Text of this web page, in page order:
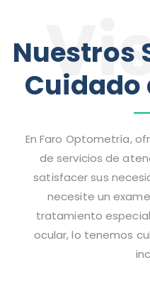
Nuestros
Cuidado
En Faro Optometría,
de servicios de
satisfacer sus
necesite un
tratamiento
ocular, lo tenemos